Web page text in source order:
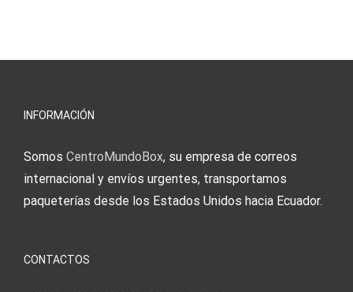
erfordert
INFORMACIÓN
Somos CentroMundoBox, su empresa de correos
internacional y envíos urgentes, transportamos
paqueterías desde los Estados Unidos hacia Ecuador.
CONTACTOS